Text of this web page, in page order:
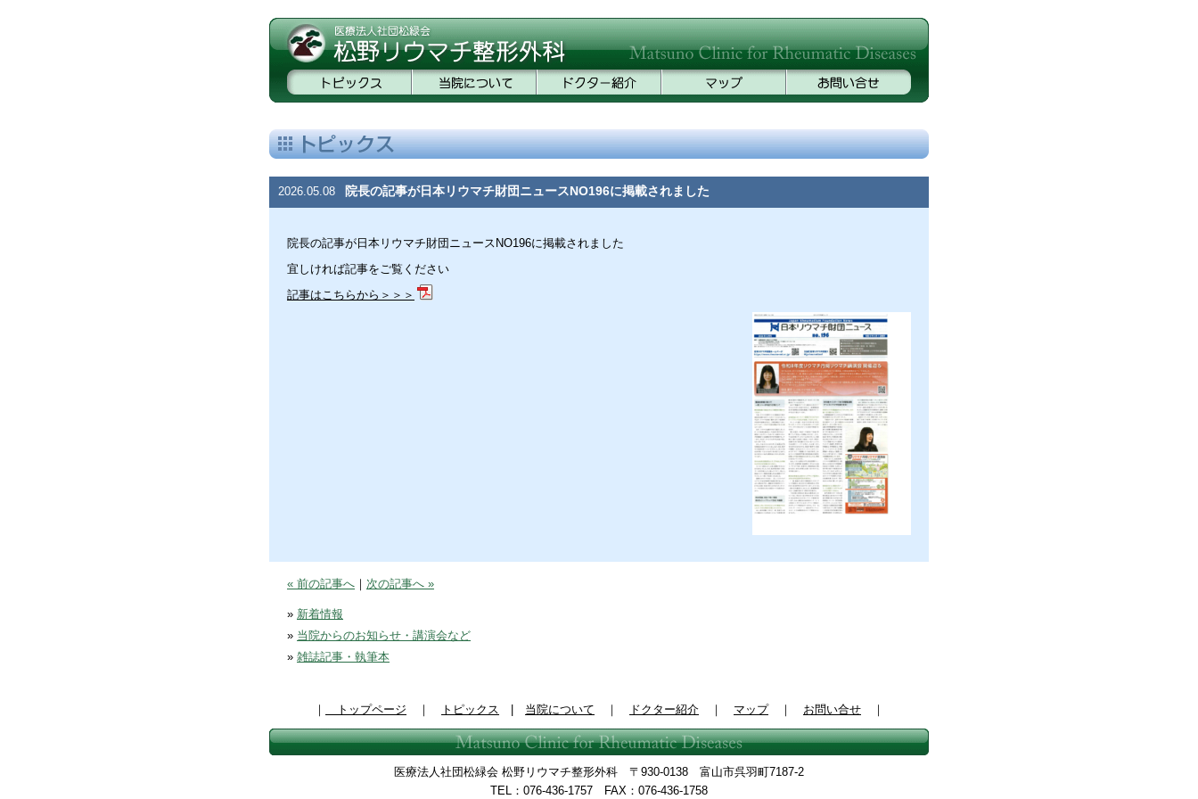
2026.05.08 院長の記事が日本リウマチ財団ニュースNO196に掲載されました
院長の記事が日本リウマチ財団ニュースNO196に掲載されました
宜しければ記事をご覧ください
記事はこちらから＞＞＞
« 前の記事へ ｜ 次の記事へ »
» 新着情報
» 当院からのお知らせ・講演会など
» 雑誌記事・執筆本
｜ トップページ ｜ トピックス 当院について ｜ ドクター紹介 ｜ マップ｜ お問い合せ ｜
医療法人社団松緑会 松野リウマチ整形外科 〒930-0138 富山市呉羽町7187-2
TEL：076-436-1757 FAX：076-436-1758